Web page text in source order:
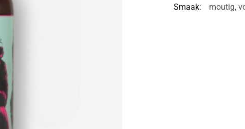
Smaak:
moutig,